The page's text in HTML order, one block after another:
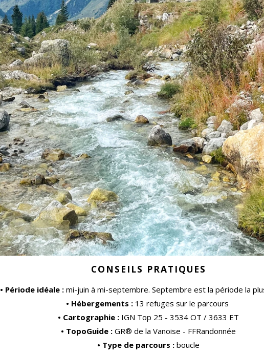
CONSEILS PRATIQUES
• Période idéale :mi-juin à mi-septembre. Septembre est la période la
• Hébergements : 13 refuges sur le parcours
• Cartographie : IGN Top 25 - 3534 OT / 3633 ET
• TopoGuide : GR® de la Vanoise - FFRandonnée
• Type de parcours : boucle